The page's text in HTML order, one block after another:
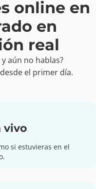
online en
en
real
aún no hablas?
el primer día.
vivo
si estuvieras en el